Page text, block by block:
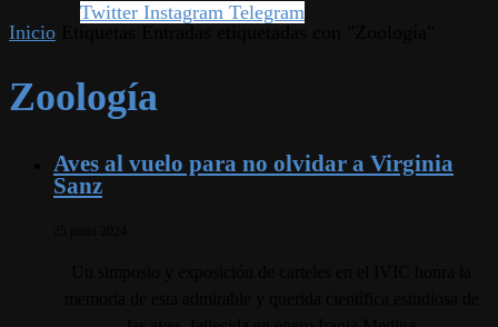
Twitter Instagram Telegram
Inicio
Zoología
Aves al vuelo para no olvidar a Virginia
Sanz